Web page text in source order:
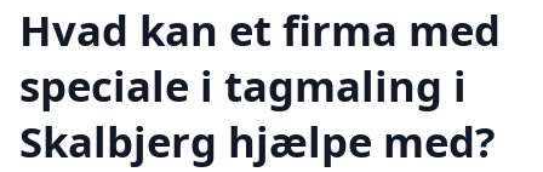
Hvad kan et firma med
speciale i tagmaling i
Skalbjerg hjælpe med?